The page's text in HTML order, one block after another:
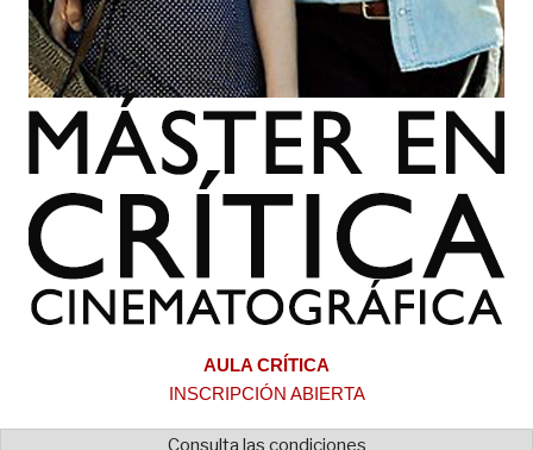
AULA CRÍTICA
INSCRIPCIÓN ABIERTA
Consulta las condiciones